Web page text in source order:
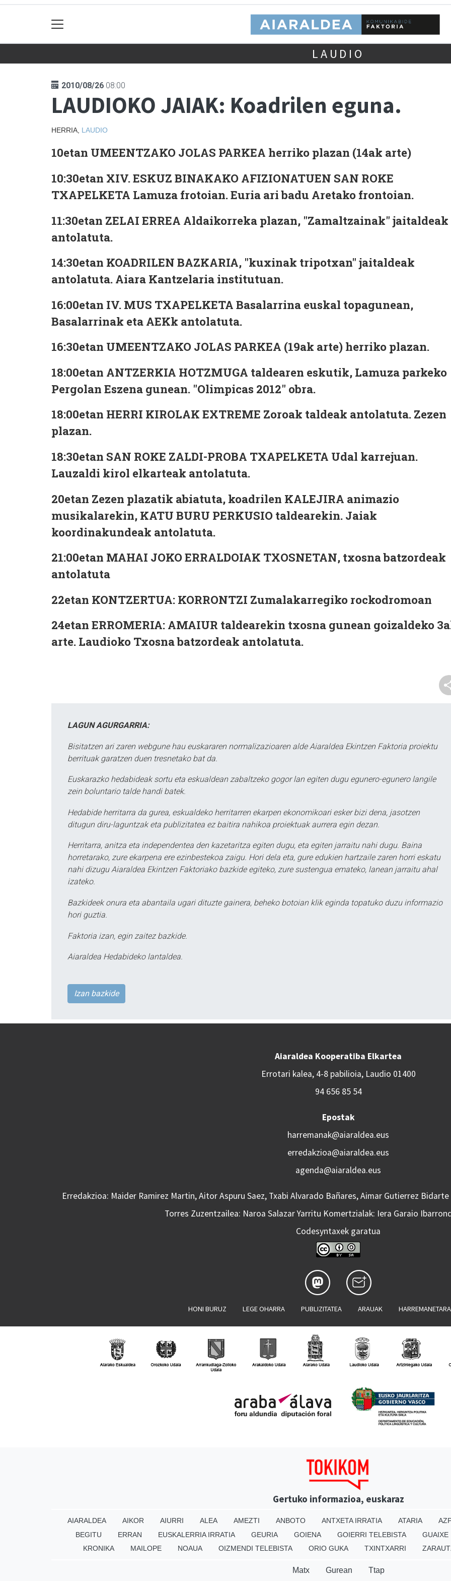
LAUDIO
2010/08/26 08:00
LAUDIOKO JAIAK: Koadrilen eguna.
HERRIA, LAUDIO
10etan UMEENTZAKO JOLAS PARKEA herriko plazan (14ak arte)
10:30etan XIV. ESKUZ BINAKAKO AFIZIONATUEN SAN ROKE
TXAPELKETA Lamuza frotoian. Euria ari badu Aretako frontoian.
11:30etan ZELAI ERREA Aldaikorreka plazan, "Zamaltzainak" jaitaldeak
antolatuta.
14:30etan KOADRILEN BAZKARIA, "kuxinak tripotxan" jaitaldeak
antolatuta. Aiara Kantzelaria institutuan.
16:00etan IV. MUS TXAPELKETA Basalarrina euskal topagunean,
Basalarrinak eta AEKk antolatuta.
16:30etan UMEENTZAKO JOLAS PARKEA (19ak arte) herriko plazan.
18:00etan ANTZERKIA HOTZMUGA taldearen eskutik, Lamuza parkeko
Pergolan Eszena gunean. "Olimpicas 2012" obra.
18:00etan HERRI KIROLAK EXTREME Zoroak taldeak antolatuta. Zezen
plazan.
18:30etan SAN ROKE ZALDI-PROBA TXAPELKETA Udal karrejuan.
Lauzaldi kirol elkarteak antolatuta.
20etan Zezen plazatik abiatuta, koadrilen KALEJIRA animazio
musikalarekin, KATU BURU PERKUSIO taldearekin. Jaiak
koordinakundeak antolatuta.
21:00etan MAHAI JOKO ERRALDOIAK TXOSNETAN, txosna batzordeak
antolatuta
22etan KONTZERTUA: KORRONTZI Zumalakarregiko rockodromoan
24etan ERROMERIA: AMAIUR taldearekin txosna gunean goizaldeko
arte. Laudioko Txosna batzordeak antolatuta.
LAGUN AGURGARRIA:
Bisitatzen ari zaren webgune hau euskararen normalizazioaren alde Aiaraldea Ekintzen Faktoria proiektu
berrituak garatzen duen tresnetako bat da.
Euskarazko hedabideak sortu eta eskualdean zabaltzeko gogor lan egiten dugu egunero-egunero langile
zein boluntario talde handi batek.
Hedabide herritarra da gurea, eskualdeko herritarren ekarpen ekonomikoari esker bizi dena, jasotzen
ditugun diru-laguntzak eta publizitatea ez baitira nahikoa proiektuak aurrera egin dezan.
Herritarra, anitza eta independentea den kazetaritza egiten dugu, eta egiten jarraitu nahi dugu. Baina
horretarako, zure ekarpena ere ezinbestekoa zaigu. Hori dela eta, gure edukien hartzaile zaren horri eskatu
nahi dizugu Aiaraldea Ekintzen Faktoriako bazkide egiteko, zure sustengua emateko, lanean jarraitu ahal
izateko.
Bazkideek onura eta abantaila ugari dituzte gainera, beheko botoian klik eginda topatuko duzu informazio
hori guztia.
Faktoria izan, egin zaitez bazkide.
Aiaraldea Hedabideko lantaldea.
Izan bazkide
Aiaraldea Kooperatiba Elkartea
Errotari kalea, 4-8 pabilioia, Laudio 01400
94 656 85 54
Epostak
harremanak@aiaraldea.eus
erredakzioa@aiaraldea.eus
agenda@aiaraldea.eus
Erredakzioa: Maider Ramirez Martin, Aitor Aspuru Saez, Txabi Alvarado Bañares, Aimar Gutierrez
Torres Zuzentzailea: Naroa Salazar Yarritu Komertzialak: Iera Garaio
Codesyntaxek garatua
HONI BURUZ LEGE OHARRA PUBLIZITATEA ARAUAK
Gertuko informazioa, euskaraz
AIARALDEA AIKOR AIURRI ALEA AMEZTI ANBOTO ANTXETA IRRATIA ATARIA
BEGITU
ERRAN EUSKALERRIA IRRATIA GEURIA GOIENA GOIERRI TELEBISTA
GUAIXE
KRONIKA
MAILOPE NOAUA OIZMENDI TELEBISTA ORIO GUKA TXINTXARRI
Matx Gurean Ttap